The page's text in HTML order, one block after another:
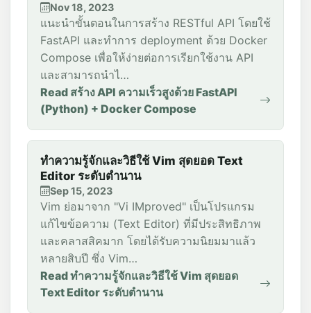
Nov 18, 2023
แนะนำขั้นตอนในการสร้าง RESTful API โดยใช้
FastAPI และทำการ deployment ด้วย Docker
Compose เพื่อให้ง่ายต่อการเรียกใช้งาน API
และสามารถนำไ…
Read สร้าง API ความเร็วสูงด้วย FastAPI
(Python) + Docker Compose
ทำความรู้จักและวิธีใช้ Vim สุดยอด Text
Editor ระดับตำนาน
Sep 15, 2023
Vim ย่อมาจาก "Vi IMproved" เป็นโปรแกรม
แก้ไขข้อความ (Text Editor) ที่มีประสิทธิภาพ
และคลาสสิคมาก โดยได้รับความนิยมมาแล้ว
หลายสิบปี ซึ่ง Vim…
Read ทำความรู้จักและวิธีใช้ Vim สุดยอด
Text Editor ระดับตำนาน